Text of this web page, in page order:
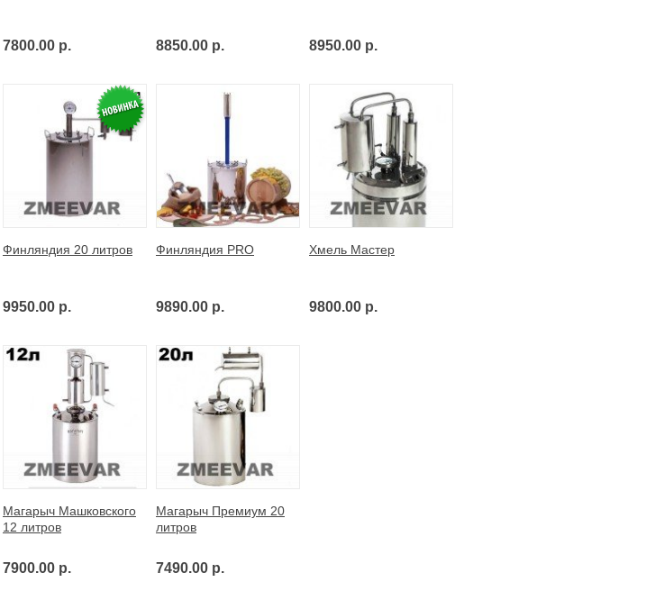
7800.00 р. 8850.00 р. 8950.00 р.
Финляндия 20 литров
9950.00 р.
Финляндия PRO
9890.00 р.
Хмель Мастер
9800.00 р.
Магарыч Машковского
12 литров
7900.00 р.
Магарыч Премиум 20
литров
7490.00 р.